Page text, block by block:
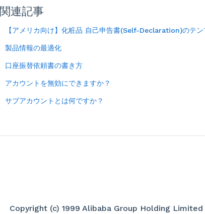
関連記事
【アメリカ向け】化粧品 自己申告書(Self-Declaration)のテン
製品情報の最適化
口座振替依頼書の書き方
アカウントを無効にできますか？
サブアカウントとは何ですか？
Copyright (c) 1999 Alibaba Group Holding